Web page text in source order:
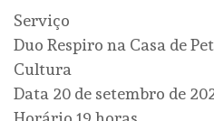
Serviço
Duo Respiro na Casa de
Cultura
Data 20 de setembro de